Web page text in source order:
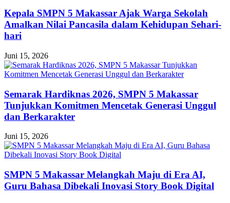
Kepala SMPN 5 Makassar Ajak Warga Sekolah
Amalkan Nilai Pancasila dalam Kehidupan Sehari-
hari
Juni 15, 2026
Semarak Hardiknas 2026, SMPN 5 Makassar
Tunjukkan Komitmen Mencetak Generasi Unggul
dan Berkarakter
Juni 15, 2026
SMPN 5 Makassar Melangkah Maju di Era AI,
Guru Bahasa Dibekali Inovasi Story Book Digital